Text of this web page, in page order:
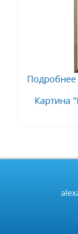
Подробнее
Картина